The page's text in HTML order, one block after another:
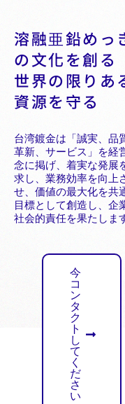
溶融亜鉛めっ
の文化を創る
世界の限りあ
資源を守る
台湾鍍金は「誠実、品
革新、サービス」を経
念に掲げ、着実な発展
求し、業務効率を向上
せ、価値の最大化を共
目標として創造し、企
社会的責任を果たしま
今
コ
ン
タ
ク
ト
し
て
く
だ
さ
い